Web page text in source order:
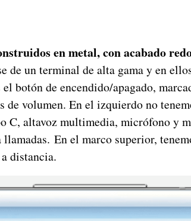
en metal, con acabado
de un terminal de alta gama y en
botón de encendido/apagado,
de volumen. En el izquierdo no
C, altavoz multimedia, micrófono y
En el marco superior,
distancia.